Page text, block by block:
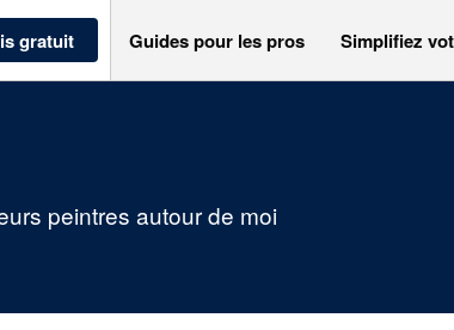
gratuit Guides pour les pros Simplifiez
peintres autour de moi